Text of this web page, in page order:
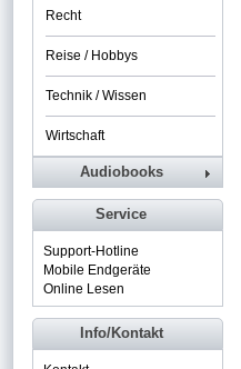
Recht
Reise / Hobbys
Technik / Wissen
Wirtschaft
Audiobooks
Service
Support-Hotline
Mobile Endgeräte
Online Lesen
Info/Kontakt